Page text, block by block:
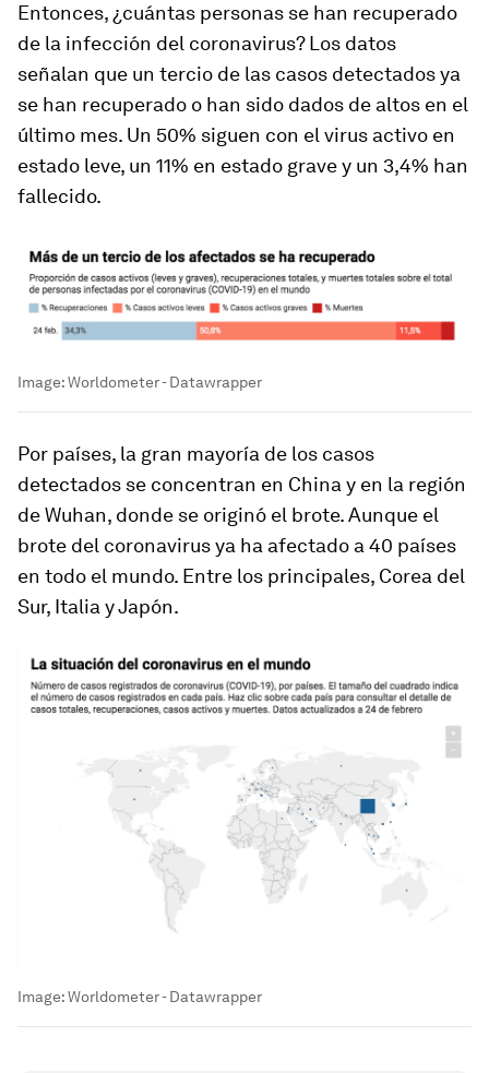
Entonces, ¿cuántas personas se han recuperado
de la infección del coronavirus? Los datos
señalan que un tercio de las casos detectados ya
se han recuperado o han sido dados de altos en el
último mes. Un 50% siguen con el virus activo en
estado leve, un 11% en estado grave y un 3,4% han
fallecido.
Image:Worldometer - Datawrapper
Por países, la gran mayoría de los casos
detectados se concentran en China y en la región
de Wuhan, donde se originó el brote. Aunque el
brote del coronavirus ya ha afectado a 40 países
en todo el mundo. Entre los principales, Corea del
Sur, Italia y Japón.
Image:Worldometer - Datawrapper